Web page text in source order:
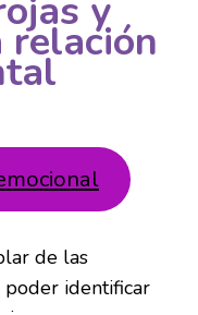
EN
UNA
y
relación
de las
poder identificar